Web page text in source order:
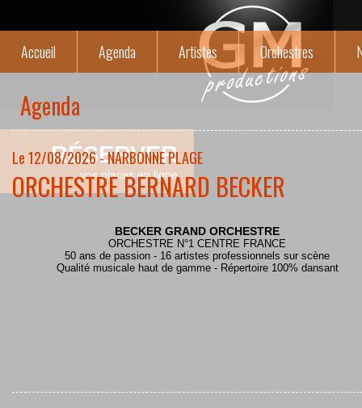
RÉSERVER
vos places en ligne
Accueil Agenda Artistes Orchestres
Agenda
Le 12/08/2026 - NARBONNE PLAGE
ORCHESTRE BERNARD BECKER
BECKER GRAND ORCHESTRE
ORCHESTRE N°1 CENTRE FRANCE
50 ans de passion - 16 artistes professionnels sur scène
Qualité musicale haut de gamme - Répertoire 100% dansant